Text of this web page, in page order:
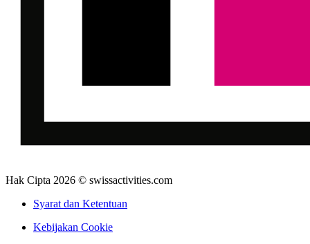
Hak Cipta 2026 © swissactivities.com
Syarat dan Ketentuan
Kebijakan Cookie